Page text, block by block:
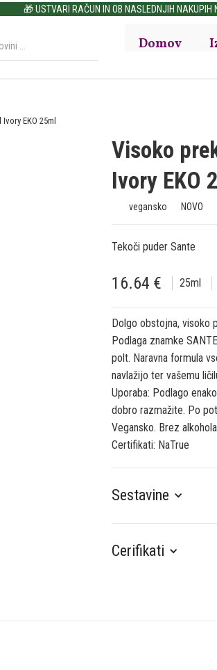
🎁 USTVARI RAČUN IN OB NASLEDNJIH NAKUPIH
Domov
EKO 25ml
Visoko
Ivory EKO
vegansko NOVO
Tekoči puder Sante
16.64 € 25ml
Dolgo obstojna, visoko
Podlaga znamke
polt. Naravna formula
navlažijo ter vašemu
Uporaba: Podlago
dobro razmažite. Po
Vegansko. Brez
Certifikati: NaTrue
Sestavine
Cerifikati